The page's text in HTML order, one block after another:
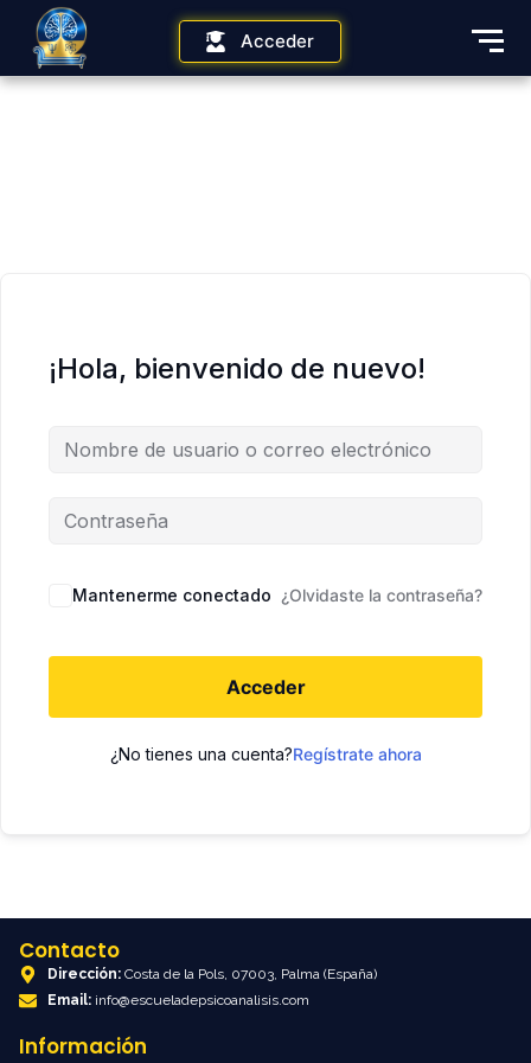
Acceder
¡Hola, bienvenido de nuevo!
Mantenerme conectado ¿Olvidaste la contraseña?
Acceder
¿No tienes una cuenta?Regístrate ahora
Contacto
Dirección: Costa de la Pols, 07003, Palma (España)
Email: info@escueladepsicoanalisis.com
Información